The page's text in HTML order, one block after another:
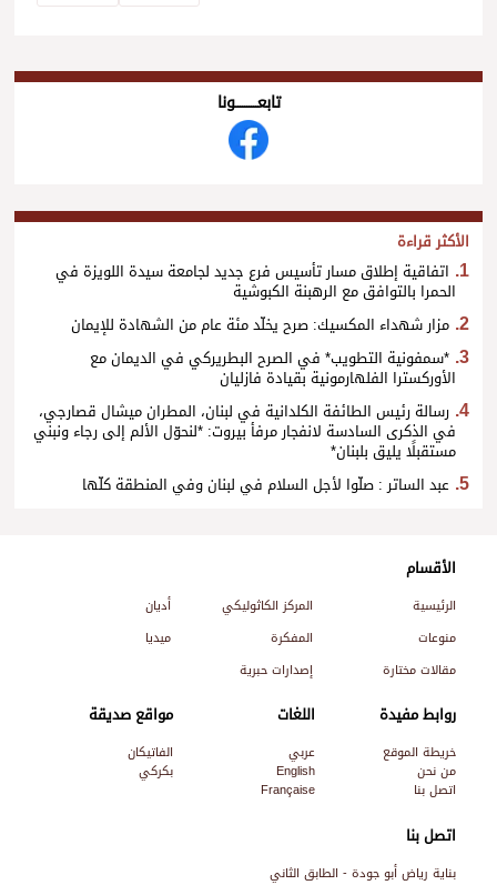
تابعــــــــــونا
الأكثر قراءة
اتفاقية إطلاق مسار تأسيس فرع جديد لجامعة سيدة اللويزة في
الحمرا بالتوافق مع الرهبنة الكبوشية
مزار شهداء المكسيك: صرح يخلّد مئة عام من الشهادة للإيمان
*سمفونية التطويب* في الصرح البطريركي في الديمان مع
الأوركسترا الفلهارمونية بقيادة فازليان
رسالة رئيس الطائفة الكلدانية في لبنان، المطران ميشال قصارجي،
في الذكرى السادسة لانفجار مرفأ بيروت: *لنحوّل الألم إلى رجاء ونبني
مستقبلًا يليق بلبنان*
عبد الساتر : صلّوا لأجل السلام في لبنان وفي المنطقة كلّها
اتصل بنا
بناية رياض أبو جودة - الطابق الثاني
الأقسام
الرئيسية المركز الكاثوليكي
أديان
منوعات
المفكرة
ميديا
مقالات مختارة
إصدارات حبرية
روابط مفيدة
خريطة الموقع
من نحن
اتصل بنا
اللغات
عربي
English
Française
مواقع صديقة
الفاتيكان
بكركي